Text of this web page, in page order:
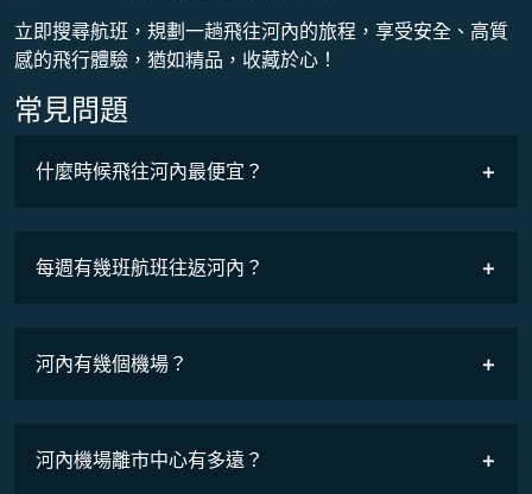
立即搜尋航班，規劃一趟飛往河內的旅程，享受安全、高質
感的飛行體驗，猶如精品，收藏於心！
常見問題
什麼時候飛往河內最便宜？
COSMILE會員
每週有幾班航班往返河內？
河內有幾個機場？
河內機場離市中心有多遠？